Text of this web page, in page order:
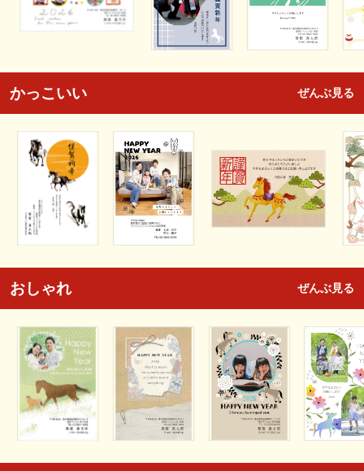
かっこいい ぜんぶ見る
おしゃれ ぜんぶ見る